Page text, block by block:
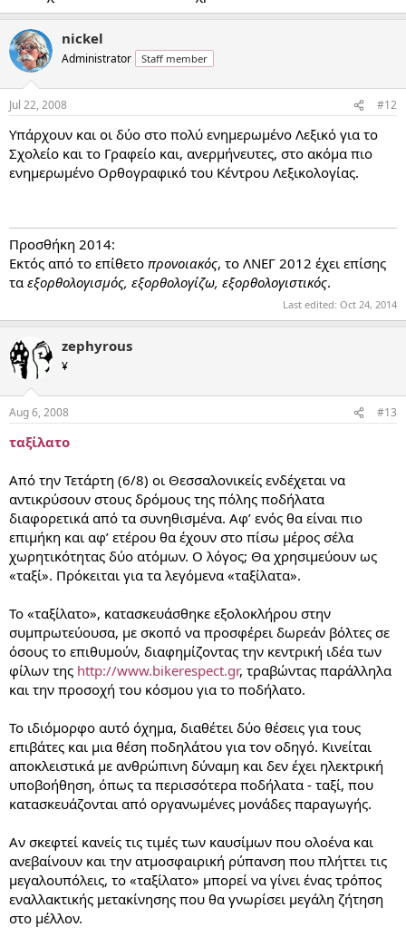
nickel
Administrator Staff member
Jul 22, 2008 #12
Υπάρχουν και οι δύο στο πολύ ενημερωμένο Λεξικό για το
Σχολείο και το Γραφείο και, ανερμήνευτες, στο ακόμα πιο
ενημερωμένο Ορθογραφικό του Κέντρου Λεξικολογίας.
Προσθήκη 2014:
Εκτός από το επίθετο προνοιακός, το ΛΝΕΓ 2012 έχει επίσης
τα εξορθολογισμός, εξορθολογίζω, εξορθολογιστικός.
Last edited: Oct 24, 2014
zephyrous
¥
Aug 6, 2008 #13
ταξίλατο
Από την Τετάρτη (6/8) οι Θεσσαλονικείς ενδέχεται να
αντικρύσουν στους δρόμους της πόλης ποδήλατα
διαφορετικά από τα συνηθισμένα. Αφ’ ενός θα είναι πιο
επιμήκη και αφ’ ετέρου θα έχουν στο πίσω μέρος σέλα
χωρητικότητας δύο ατόμων. Ο λόγος; Θα χρησιμεύουν ως
«ταξί». Πρόκειται για τα λεγόμενα «ταξίλατα».
Το «ταξίλατο», κατασκευάσθηκε εξολοκλήρου στην
συμπρωτεύουσα, με σκοπό να προσφέρει δωρεάν βόλτες σε
όσους το επιθυμούν, διαφημίζοντας την κεντρική ιδέα των
φίλων της http://www.bikerespect.gr, τραβώντας παράλληλα
και την προσοχή του κόσμου για το ποδήλατο.
To ιδιόμορφο αυτό όχημα, διαθέτει δύο θέσεις για τους
επιβάτες και μια θέση ποδηλάτου για τον οδηγό. Κινείται
αποκλειστικά με ανθρώπινη δύναμη και δεν έχει ηλεκτρική
υποβοήθηση, όπως τα περισσότερα ποδήλατα - ταξί, που
κατασκευάζονται από οργανωμένες μονάδες παραγωγής.
Αν σκεφτεί κανείς τις τιμές των καυσίμων που ολοένα και
ανεβαίνουν και την ατμοσφαιρική ρύπανση που πλήττει τις
μεγαλουπόλεις, το «ταξίλατο» μπορεί να γίνει ένας τρόπος
εναλλακτικής μετακίνησης που θα γνωρίσει μεγάλη ζήτηση
στο μέλλον.